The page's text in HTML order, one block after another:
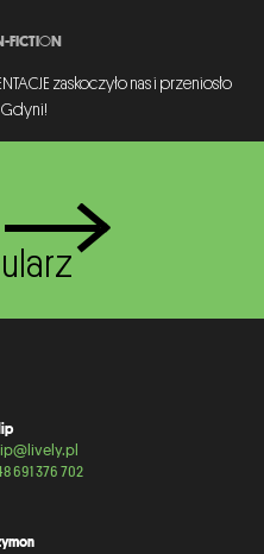
FICTION
zaskoczyło nas i przeniosło
Gdyni!
691 376 702